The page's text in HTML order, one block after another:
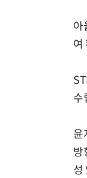
아
여
수
윤
방
성